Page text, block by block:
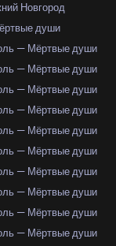
Новгород
души
— Мёртвые души
— Мёртвые души
— Мёртвые души
— Мёртвые души
— Мёртвые души
— Мёртвые души
— Мёртвые души
— Мёртвые души
— Мёртвые души
— Мёртвые души